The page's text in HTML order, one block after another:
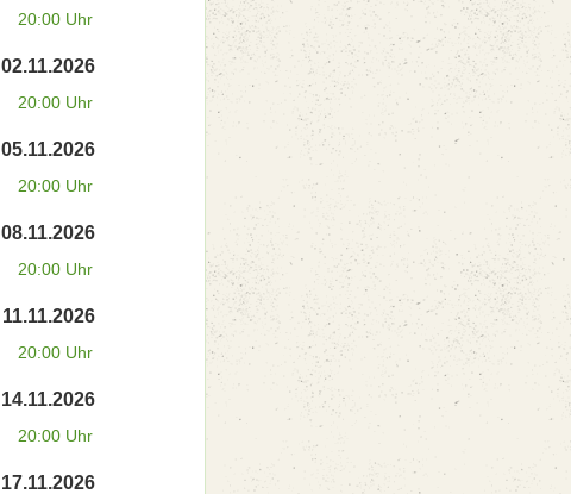
20:00 Uhr
02.11.2026
20:00 Uhr
05.11.2026
20:00 Uhr
08.11.2026
20:00 Uhr
11.11.2026
20:00 Uhr
14.11.2026
20:00 Uhr
17.11.2026